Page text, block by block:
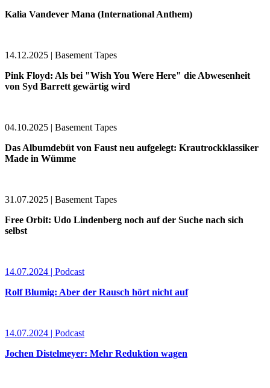
Kalia Vandever Mana (International Anthem)
14.12.2025 | Basement Tapes
Pink Floyd: Als bei "Wish You Were Here" die Abwesenheit
von Syd Barrett gewärtig wird
04.10.2025 | Basement Tapes
Das Albumdebüt von Faust neu aufgelegt: Krautrockklassiker
Made in Wümme
31.07.2025 | Basement Tapes
Free Orbit: Udo Lindenberg noch auf der Suche nach sich
selbst
14.07.2024 | Podcast
Rolf Blumig: Aber der Rausch hört nicht auf
14.07.2024 | Podcast
Jochen Distelmeyer: Mehr Reduktion wagen